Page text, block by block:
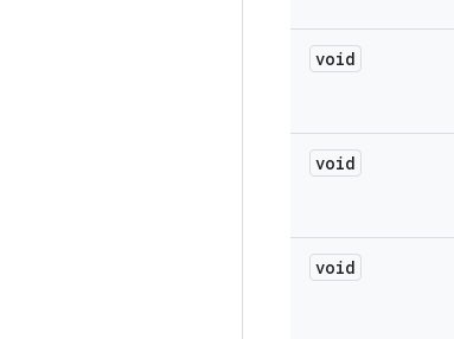
void
void
void